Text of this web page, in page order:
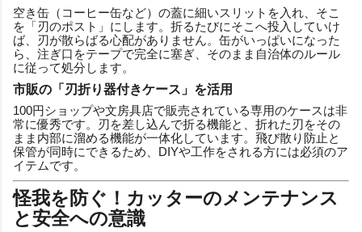
空き缶（コーヒー缶など）の蓋に細いスリットを入れ、そこ
を「刃のポスト」にします。折るたびにそこへ投入していけ
ば、刃が散らばる心配がありません。缶がいっぱいになった
ら、注ぎ口をテープで完全に塞ぎ、そのまま自治体のルール
に従って処分します。
市販の「刃折り器付きケース」を活用
100円ショップや文房具店で販売されている専用のケースは非
常に優秀です。刃を差し込んで折る機能と、折れた刃をその
まま内部に溜める機能が一体化しています。飛び散り防止と
保管が同時にできるため、DIYや工作をされる方には必須のア
イテムです。
怪我を防ぐ！カッターのメンテナンス
と安全への意識